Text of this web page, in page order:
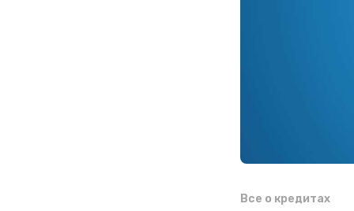
Все о кредитах